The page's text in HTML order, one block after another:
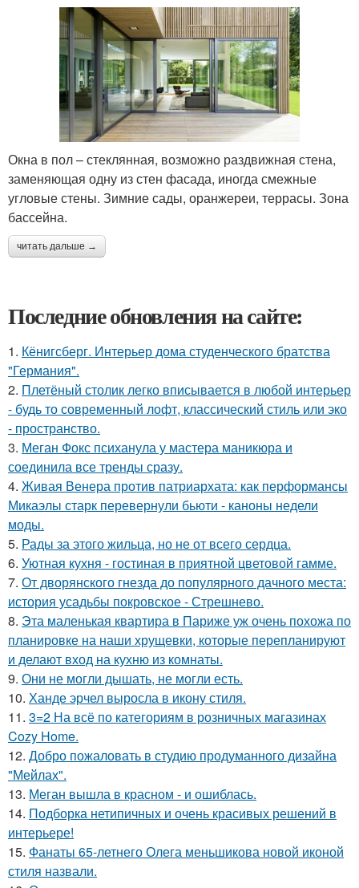
Окна в пол – стеклянная, возможно раздвижная стена,
заменяющая одну из стен фасада, иногда смежные
угловые стены. Зимние сады, оранжереи, террасы. Зона
бассейна.
читать дальше →
Последние обновления на сайте:
1. Кёнигсберг. Интерьер дома студенческого братства
"Германия".
2. Плетёный столик легко вписывается в любой интерьер
- будь то современный лофт, классический стиль или эко
- пространство.
3. Меган Фокс психанула у мастера маникюра и
соединила все тренды сразу.
4. Живая Венера против патриархата: как перформансы
Микаэлы старк перевернули бьюти - каноны недели
моды.
5. Рады за этого жильца, но не от всего сердца.
6. Уютная кухня - гостиная в приятной цветовой гамме.
7. От дворянского гнезда до популярного дачного места:
история усадьбы покровское - Стрешнево.
8. Эта маленькая квартира в Париже уж очень похожа по
планировке на наши хрущевки, которые перепланируют
и делают вход на кухню из комнаты.
9. Они не могли дышать, не могли есть.
10. Ханде эрчел выросла в икону стиля.
11. 3=2 На всё по категориям в розничных магазинах
Cozy Home.
12. Добро пожаловать в студию продуманного дизайна
"Мейлах".
13. Меган вышла в красном - и ошиблась.
14. Подборка нетипичных и очень красивых решений в
интерьере!
15. Фанаты 65-летнего Олега меньшикова новой иконой
стиля назвали.